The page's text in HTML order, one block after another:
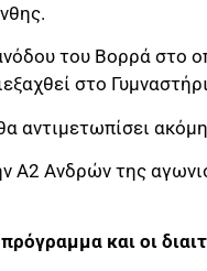
του Βορρά στο
στο
αντιμετωπίσει
Α2 Ανδρών της
και οι